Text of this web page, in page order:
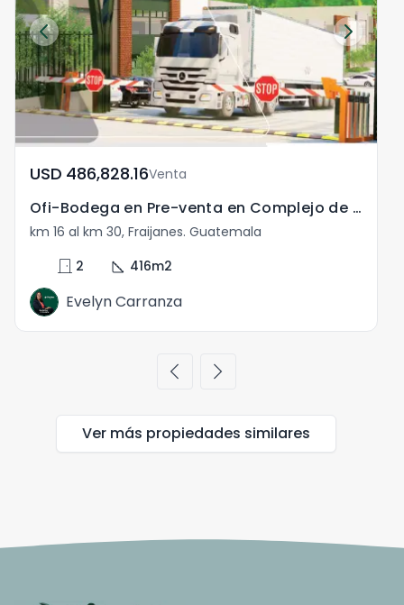
USD	486,828.16Venta
Ofi-Bodega en Pre-venta en Complejo de Fraijanes
km 16 al km 30, Fraijanes. Guatemala
door_front 2 square_foot 416m2
Evelyn Carranza
chevron_left chevron_right
Ver más propiedades similares